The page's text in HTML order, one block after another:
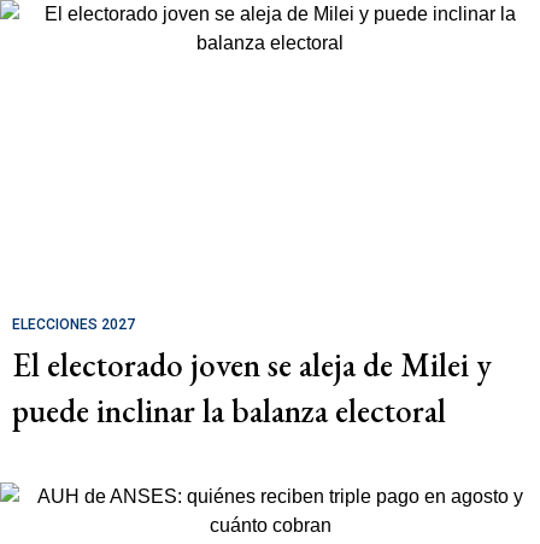
ELECCIONES 2027
El electorado joven se aleja de Milei y
puede inclinar la balanza electoral